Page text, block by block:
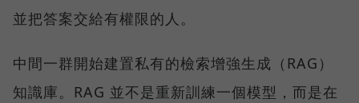
並把答案交給有權限的人。
中間一群開始建置私有的檢索增強生成（RAG）
知識庫。RAG 並不是重新訓練一個模型，而是在